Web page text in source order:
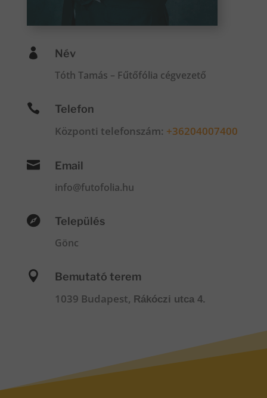
 Név
Tóth Tamás – Fűtőfólia cégvezető
 Telefon
Központi telefonszám: +36204007400
 Email
info@futofolia.hu
 Település
Gönc
 Bemutató terem
1039 Budapest, Rákóczi utca 4.